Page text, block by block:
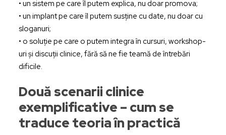
• un sistem pe care îl putem explica, nu doar promova;
• un implant pe care îl putem susține cu date, nu doar cu
sloganuri;
• o soluție pe care o putem integra în cursuri, workshop-
uri și discuții clinice, fără să ne fie teamă de întrebări
dificile.
Două scenarii clinice
exemplificative – cum se
traduce teoria în practică